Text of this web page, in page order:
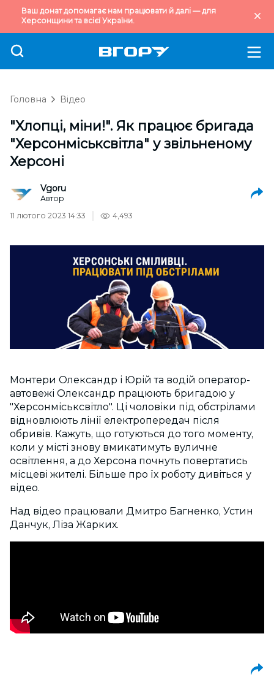
Ваш донат допомагає нам працювати й далі — для
Херсонщини та всієї України.
Головна Відео
"Хлопці, міни!". Як працює бригада
"Херсонміськсвітла" у звільненому
Херсоні
Vgoru
Автор
11 лютого 2023 14:33
4,493
Монтери Олександр і Юрій та водій оператор-
автовежі Олександр працюють бригадою у
"Херсонміськсвітло". Ці чоловіки під обстрілами
відновлюють лінії електропередач після
обривів. Кажуть, що готуються до того моменту,
коли у місті знову вмикатимуть вуличне
освітлення, а до Херсона почнуть повертатись
місцеві жителі. Більше про їх роботу дивіться у
відео.
Над відео працювали Дмитро Багненко, Устин
Данчук, Ліза Жарких.